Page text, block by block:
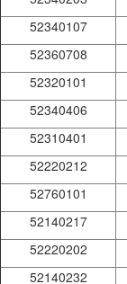
52340107
52360708
52320101
52340406
52310401
52220212
52760101
52140217
52220202
52140232